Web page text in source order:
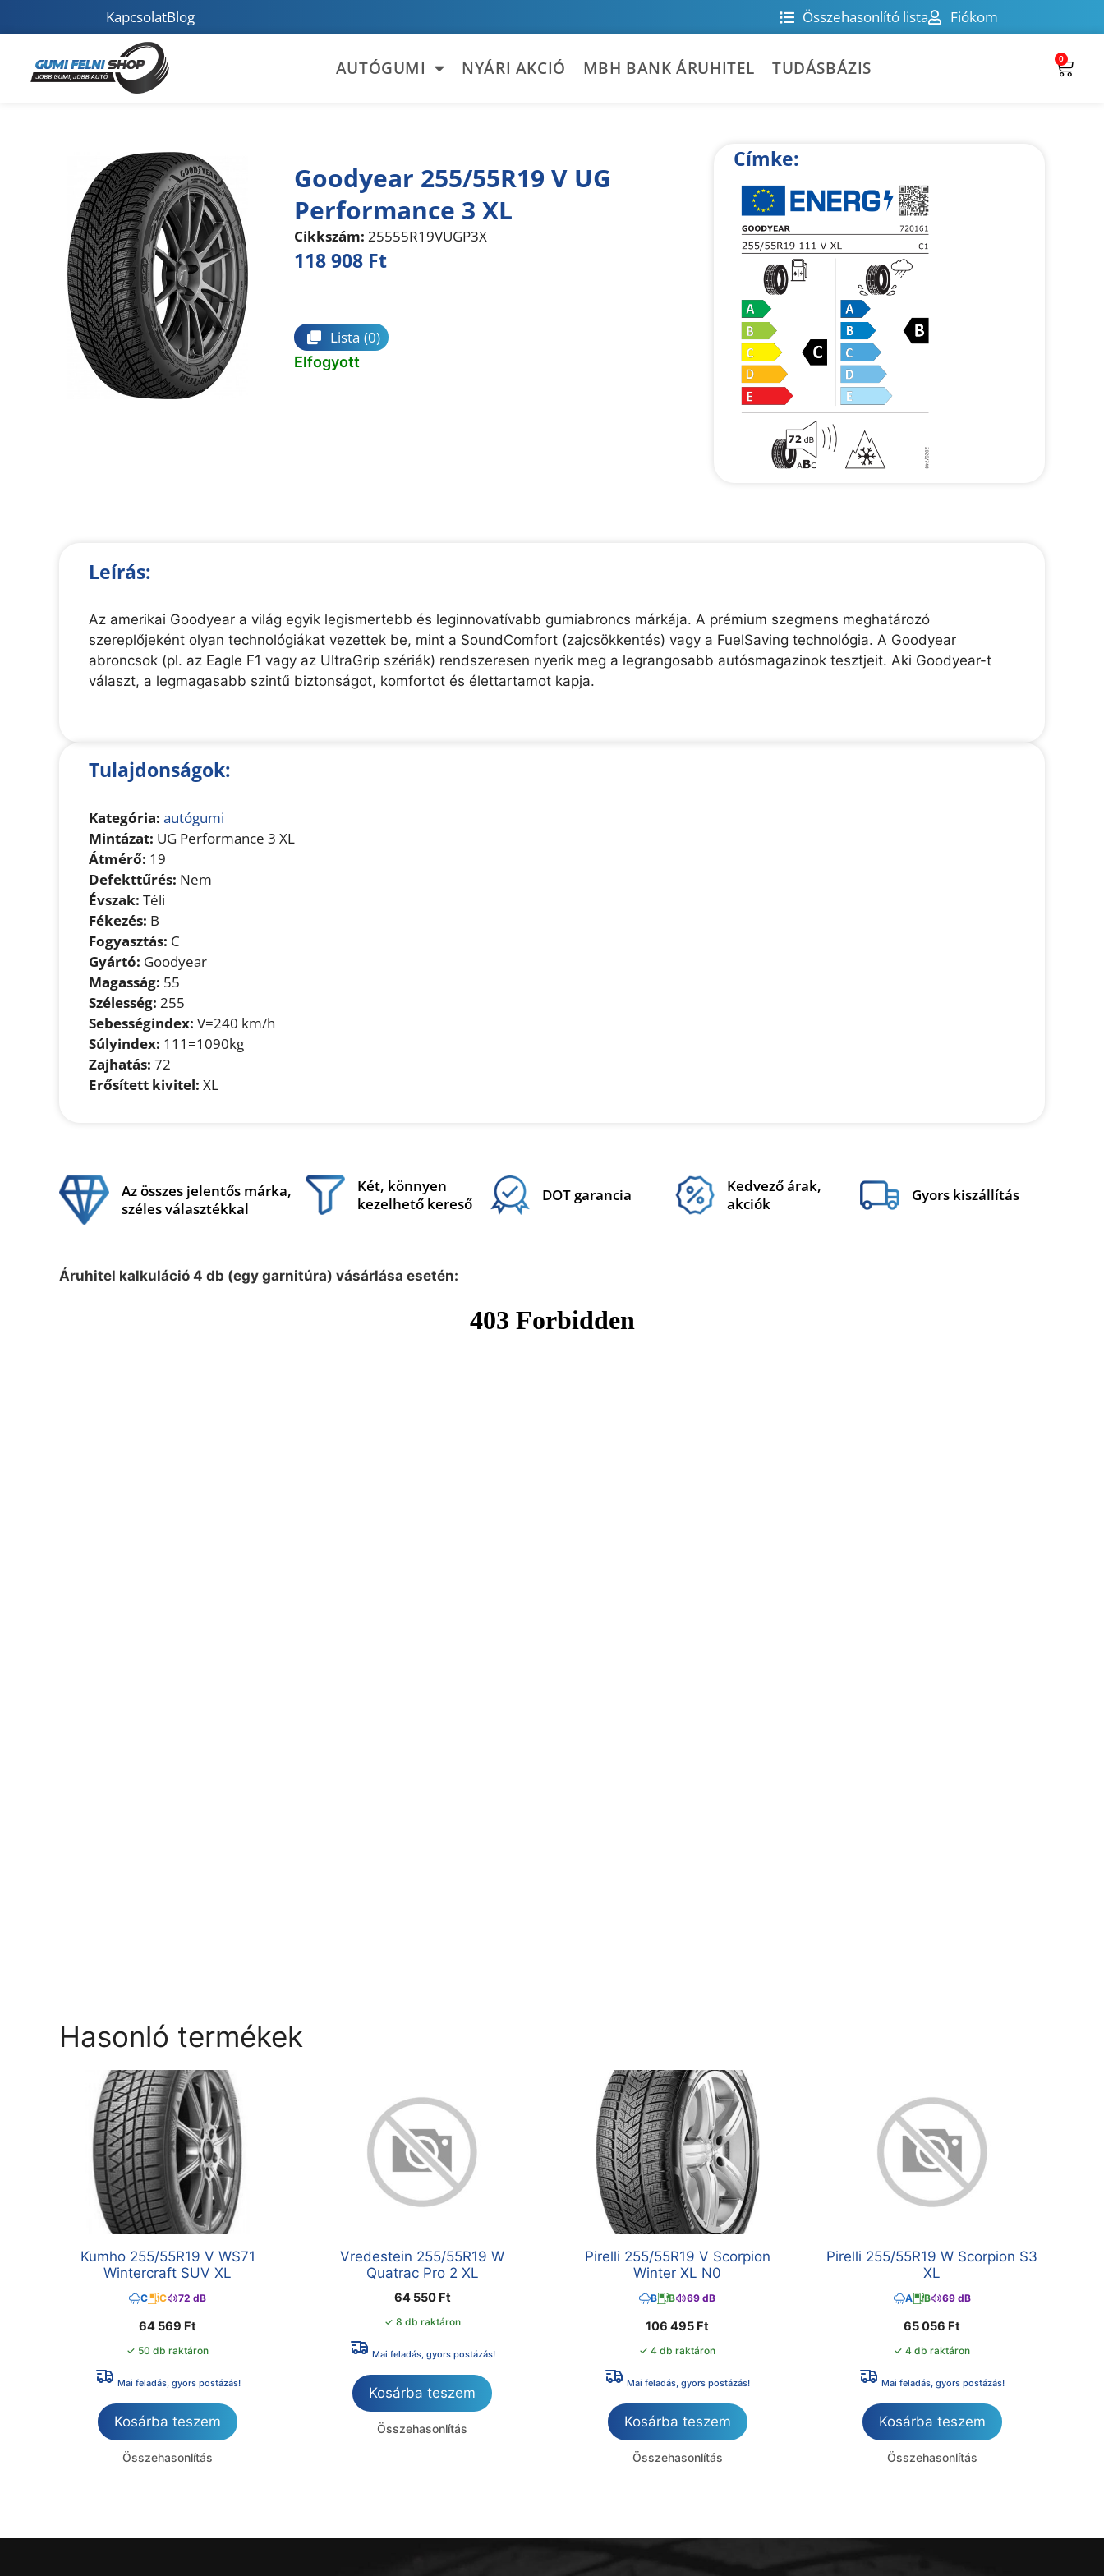
KapcsolatBlog Összehasonlító lista Fiókom
AUTÓGUMI NYÁRI AKCIÓ MBH BANK ÁRUHITEL TUDÁSBÁZIS 0
Goodyear 255/55R19 V UG
Performance 3 XL
Cikkszám: 25555R19VUGP3X
118 908 Ft
Lista (0)
Elfogyott
Címke:
Leírás:
Az amerikai Goodyear a világ egyik legismertebb és leginnovatívabb gumiabroncs márkája. A prémium szegmens meghatározó
szereplőjeként olyan technológiákat vezettek be, mint a SoundComfort (zajcsökkentés) vagy a FuelSaving technológia. A Goodyear
abroncsok (pl. az Eagle F1 vagy az UltraGrip szériák) rendszeresen nyerik meg a legrangosabb autósmagazinok tesztjeit. Aki Goodyear-t
választ, a legmagasabb szintű biztonságot, komfortot és élettartamot kapja.
Tulajdonságok:
Kategória: autógumi
Mintázat: UG Performance 3 XL
Átmérő: 19
Defekttűrés: Nem
Évszak: Téli
Fékezés: B
Fogyasztás: C
Gyártó: Goodyear
Magasság: 55
Szélesség: 255
Sebességindex: V=240 km/h
Súlyindex: 111=1090kg
Zajhatás: 72
Erősített kivitel: XL
Az összes jelentős márka,
széles választékkal
Két, könnyen
kezelhető kereső
DOT garancia
Kedvező árak,
akciók
Gyors kiszállítás
Áruhitel kalkuláció 4 db (egy garnitúra) vásárlása esetén:
Hasonló termékek
Kumho 255/55R19 V WS71
Wintercraft SUV XL
C C 72 dB
64 569 Ft
✓ 50 db raktáron
Mai feladás, gyors postázás!
Kosárba teszem
Összehasonlítás
Vredestein 255/55R19 W
Quatrac Pro 2 XL
64 550 Ft
✓ 8 db raktáron
Mai feladás, gyors postázás!
Kosárba teszem
Összehasonlítás
Pirelli 255/55R19 V Scorpion
Winter XL N0
B B 69 dB
106 495 Ft
✓ 4 db raktáron
Mai feladás, gyors postázás!
Kosárba teszem
Összehasonlítás
Pirelli 255/55R19 W Scorpion S3
XL
A B 69 dB
65 056 Ft
✓ 4 db raktáron
Mai feladás, gyors postázás!
Kosárba teszem
Összehasonlítás